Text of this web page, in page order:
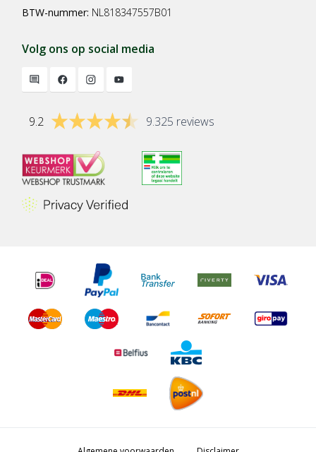
BTW-nummer: NL818347557B01
Volg ons op social media
9.2 9.325 reviews